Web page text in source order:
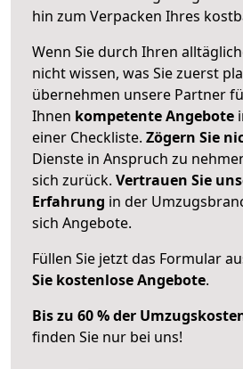
hin zum Verpacken Ihres
Wenn Sie durch Ihren
nicht wissen, was Sie zuerst
übernehmen unsere Partner
Ihnen kompetente Angebote
einer Checkliste. Zögern Sie
Dienste in Anspruch zu
sich zurück. Vertrauen Sie
Erfahrung in der
sich Angebote.
Füllen Sie jetzt das Formular
Sie kostenlose Angebote.
Bis zu 60 % der
finden Sie nur bei uns!